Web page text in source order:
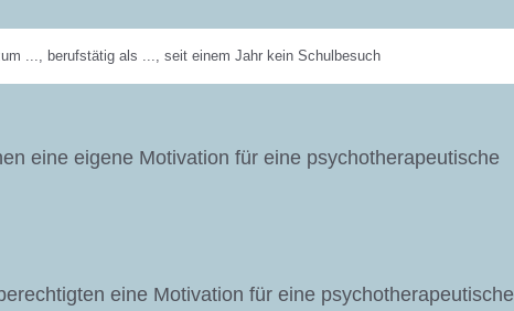
eine eigene Motivation für eine psychotherapeutische
eine Motivation für eine psychotherapeutische